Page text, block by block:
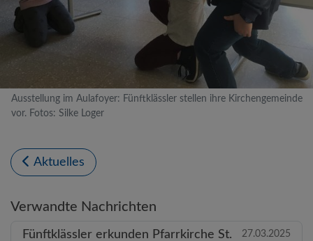
Ausstellung im Aulafoyer: Fünftklässler stellen ihre Kirchengemeinde
vor. Fotos: Silke Loger
Aktuelles
Verwandte Nachrichten
Fünftklässler erkunden Pfarrkirche St.
27.03.2025